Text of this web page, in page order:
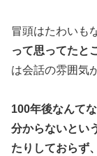
冒頭はたわいも
って思ってたとこ
は会話の雰囲気
100年後なんて
分からないとい
たりしておらず